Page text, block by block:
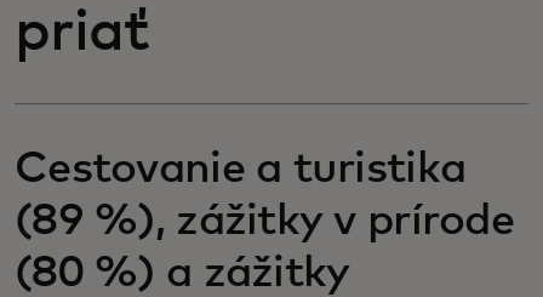
priať
Cestovanie a turistika
(89 %), zážitky v prírode
(80 %) a zážitky